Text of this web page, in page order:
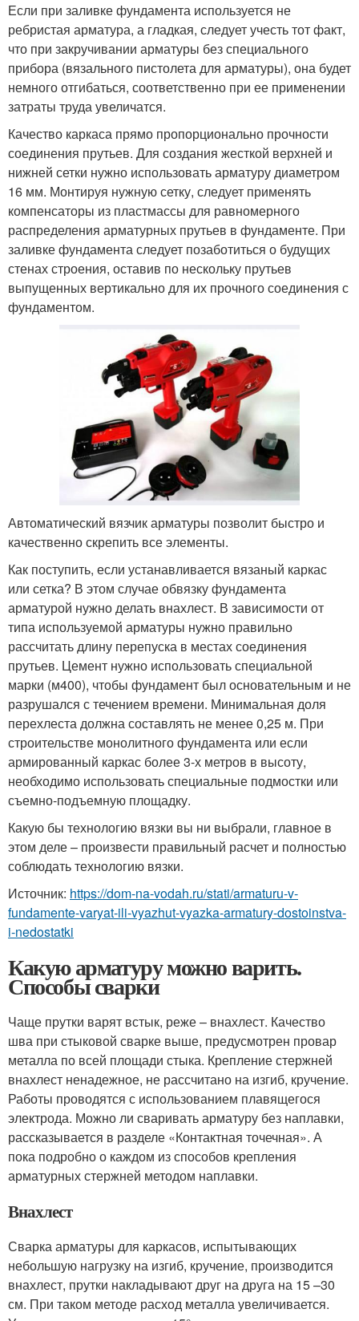
Если при заливке фундамента используется не
ребристая арматура, а гладкая, следует учесть тот факт,
что при закручивании арматуры без специального
прибора (вязального пистолета для арматуры), она будет
немного отгибаться, соответственно при ее применении
затраты труда увеличатся.
Качество каркаса прямо пропорционально прочности
соединения прутьев. Для создания жесткой верхней и
нижней сетки нужно использовать арматуру диаметром
16 мм. Монтируя нужную сетку, следует применять
компенсаторы из пластмассы для равномерного
распределения арматурных прутьев в фундаменте. При
заливке фундамента следует позаботиться о будущих
стенах строения, оставив по нескольку прутьев
выпущенных вертикально для их прочного соединения с
фундаментом.
Автоматический вязчик арматуры позволит быстро и
качественно скрепить все элементы.
Как поступить, если устанавливается вязаный каркас
или сетка? В этом случае обвязку фундамента
арматурой нужно делать внахлест. В зависимости от
типа используемой арматуры нужно правильно
рассчитать длину перепуска в местах соединения
прутьев. Цемент нужно использовать специальной
марки (м400), чтобы фундамент был основательным и не
разрушался с течением времени. Минимальная доля
перехлеста должна составлять не менее 0,25 м. При
строительстве монолитного фундамента или если
армированный каркас более 3-х метров в высоту,
необходимо использовать специальные подмостки или
съемно-подъемную площадку.
Какую бы технологию вязки вы ни выбрали, главное в
этом деле – произвести правильный расчет и полностью
соблюдать технологию вязки.
Источник: https://dom-na-vodah.ru/stati/armaturu-v-
fundamente-varyat-ili-vyazhut-vyazka-armatury-dostoinstva-
i-nedostatki
Какую арматуру можно варить.
Способы сварки
Чаще прутки варят встык, реже – внахлест. Качество
шва при стыковой сварке выше, предусмотрен провар
металла по всей площади стыка. Крепление стержней
внахлест ненадежное, не рассчитано на изгиб, кручение.
Работы проводятся с использованием плавящегося
электрода. Можно ли сваривать арматуру без наплавки,
рассказывается в разделе «Контактная точечная». А
пока подробно о каждом из способов крепления
арматурных стержней методом наплавки.
Внахлест
Сварка арматуры для каркасов, испытывающих
небольшую нагрузку на изгиб, кручение, производится
внахлест, прутки накладывают друг на друга на 15 –30
см. При таком методе расход металла увеличивается.